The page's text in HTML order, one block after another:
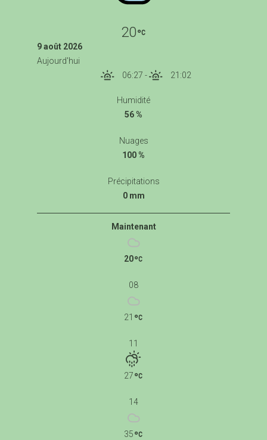
20
9 août 2026
Aujourd'hui
06:27 - 21:02
Humidité
56 %
Nuages
100 %
Précipitations
0 mm
Maintenant
20
08
21
11
27
14
35